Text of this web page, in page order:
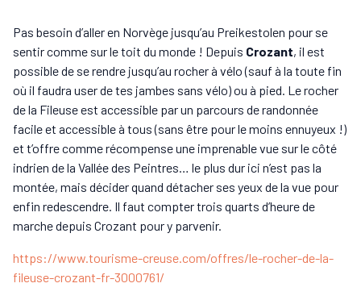
Pas besoin d’aller en Norvège jusqu’au Preikestolen pour se
sentir comme sur le toit du monde ! Depuis Crozant, il est
possible de se rendre jusqu’au rocher à vélo (sauf à la toute fin
où il faudra user de tes jambes sans vélo) ou à pied. Le rocher
de la Fileuse est accessible par un parcours de randonnée
facile et accessible à tous (sans être pour le moins ennuyeux !)
et t’offre comme récompense une imprenable vue sur le côté
indrien de la Vallée des Peintres… le plus dur ici n’est pas la
montée, mais décider quand détacher ses yeux de la vue pour
enfin redescendre. Il faut compter trois quarts d’heure de
marche depuis Crozant pour y parvenir.
https://www.tourisme-creuse.com/offres/le-rocher-de-la-
fileuse-crozant-fr-3000761/